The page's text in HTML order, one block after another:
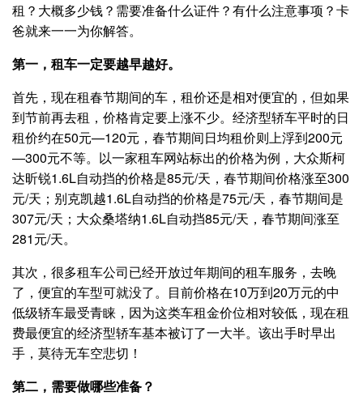
租？大概多少钱？需要准备什么证件？有什么注意事项？卡
爸就来一一为你解答。
第一，租车一定要越早越好。
首先，现在租春节期间的车，租价还是相对便宜的，但如果
到节前再去租，价格肯定要上涨不少。经济型轿车平时的日
租价约在50元—120元，春节期间日均租价则上浮到200元
—300元不等。以一家租车网站标出的价格为例，大众斯柯
达昕锐1.6L自动挡的价格是85元/天，春节期间价格涨至300
元/天；别克凯越1.6L自动挡的价格是75元/天，春节期间是
307元/天；大众桑塔纳1.6L自动挡85元/天，春节期间涨至
281元/天。
其次，很多租车公司已经开放过年期间的租车服务，去晚
了，便宜的车型可就没了。目前价格在10万到20万元的中
低级轿车最受青睐，因为这类车租金价位相对较低，现在租
费最便宜的经济型轿车基本被订了一大半。该出手时早出
手，莫待无车空悲切！
第二，需要做哪些准备？